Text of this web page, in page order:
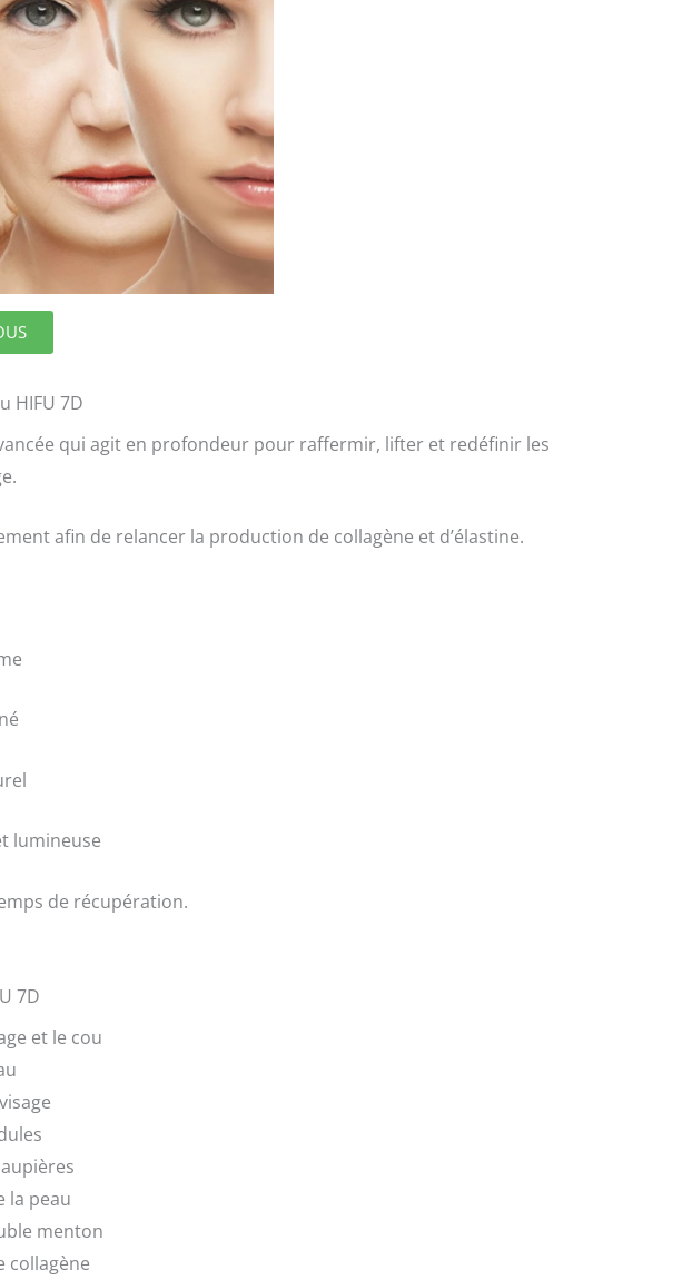
HIFU 7D
qui agit en profondeur pour raffermir, lifter et redéfinir les
afin de relancer la production de collagène et d’élastine.
lumineuse
de récupération.
7D
et le cou
la peau
menton
collagène